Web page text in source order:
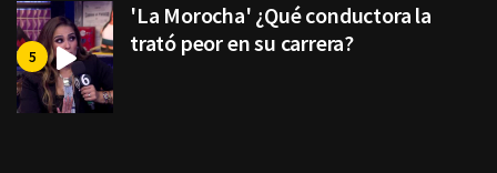
'La Morocha' ¿Qué conductora la
trató peor en su carrera?